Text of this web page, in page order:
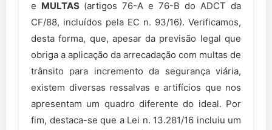
e MULTAS (artigos 76-A e 76-B do ADCT da
CF/88, incluídos pela EC n. 93/16). Verificamos,
desta forma, que, apesar da previsão legal que
obriga a aplicação da arrecadação com multas de
trânsito para incremento da segurança viária,
existem diversas ressalvas e artifícios que nos
apresentam um quadro diferente do ideal. Por
fim, destaca-se que a Lei n. 13.281/16 incluiu um